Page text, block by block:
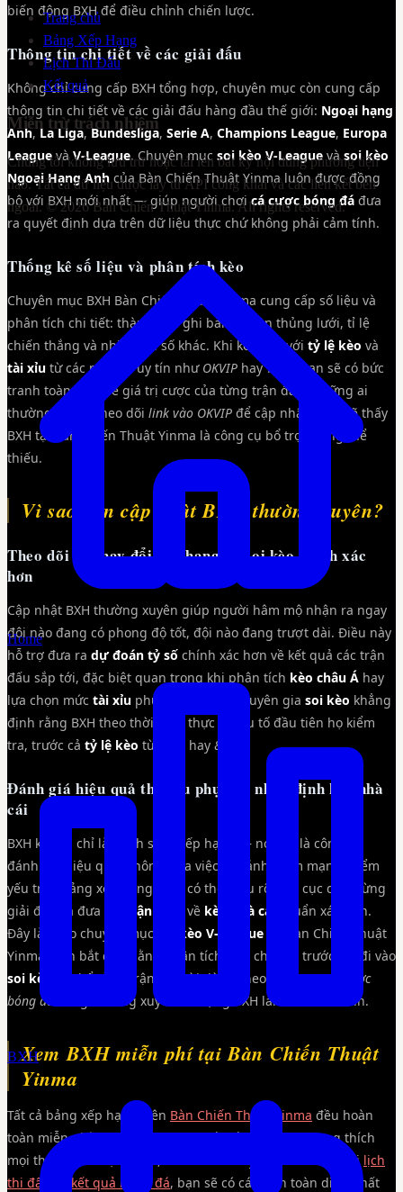
biến động BXH để điều chỉnh chiến lược.
Thông tin chi tiết về các giải đấu
Không chỉ cung cấp BXH tổng hợp, chuyên mục còn cung cấp
thông tin chi tiết về các giải đấu hàng đầu thế giới: Ngoại hạng
Anh,La Liga,Bundesliga, Serie A, Champions League, Europa
LeaguevàV-League. Chuyên mục soi kèo V-Leaguevàsoi kèo
Ngoại Hạng Anhcủa Bàn Chiến Thuật Yinma luôn được đồng
bộ với BXH mới nhất — giúp người chơicá cược bóng đá đưa
ra quyết định dựa trên dữ liệu thực chứ không phải cảm tính.
Thống kê số liệu và phân tích kèo
Chuyên mục BXH Bàn Chiến Thuật Yinma cung cấp số liệu và
phân tích chi tiết: thành tích ghi bàn, số lần thủng lưới, tỉ lệ
chiến thắng và nhiều chỉ số khác. Khi kết hợp với tỷ lệ kèo và
tài xỉu từ các nhà cái uy tín như OKVIP hayTF88
, bạn sẽ có bức
tranh toàn diện về giá trị cược của từng trận đấu. Những ai
thường xuyên theo dõi link vào OKVIP để cập nhật odds sẽ thấy
BXH tại Bàn Chiến Thuật Yinma là công cụ bổ trợ không thể
thiếu.
Vì sao cần cập nhật BXH thường xuyên?
Theo dõi sự thay đổi thứ hạng để soi kèo chính xác
hơn
Cập nhật BXH thường xuyên giúp người hâm mộ nhận ra ngay
đội nào đang có phong độ tốt, đội nào đang trượt dài. Điều này
hỗ trợ đưa ra dự đoán tỷ số chính xác hơn về kết quả các trận
đấu sắp tới, đặc biệt quan trọng khi phân tích kèo châu Á hay
lựa chọn mức tài xỉu phù hợp. Nhiều chuyên gia soi kèo khẳng
định rằng BXH theo thời gian thực là yếu tố đầu tiên họ kiểm
tra, trước cả tỷ lệ kèo từ hay 8day
Đánh giá hiệu quả thi đấu phục vụ nhận định kèo nhà
cái
BXH không chỉ là danh sách xếp hạng — nó còn là công cụ
đánh giá hiệu quả. Thông qua việc so sánh điểm mạnh, điểm
yếu trên bảng xếp hạng, bạn có thể hiểu rõ hơn cục diện từng
giải đấu và đưa ra
nhận định về kèo nhà cái
chuẩn xác hơn.
Đây là lý do chuyên mục
soi kèo V-League tại Bàn Chiến Thuật
Yinma luôn bắt đầu bằng phân tích BXH chi tiết, trước khi đi vào
soi kèo
cụ thể từng trận. Người dùng theo dõi
net88 cá cược
bóng đá
cũng thường xuyên sử dụng BXH làm căn cứ chính.
Xem BXH miễn phí tại Bàn Chiến Thuật
Yinma
Tất cả bảng xếp hạng trên Bàn Chiến Thuật Yinma đều hoàn
toàn miễn phí. Giao diện được thiết kế khoa học, tương thích
mọi thiết bị từ điện thoại, tablet đến máy tính. Kết hợp với lịch
thi đấu
kết quả bóng đá, bạn sẽ có cái nhìn toàn diện nhất
Trang chủ
Bảng Xếp Hạng
Lịch Thi Đấu
Kết quả
Miễn trừ trách nhiệm
Chúng tôi không lưu trữ hoặc tải lên bất kỳ nội dung phương tiện
nào. Tất cả dữ liệu được lấy từ API công khai và các liên kết bên
ngoài. ©2026 Bàn Chiến Thuật Yinma. All rights reserved.
Home
BXH